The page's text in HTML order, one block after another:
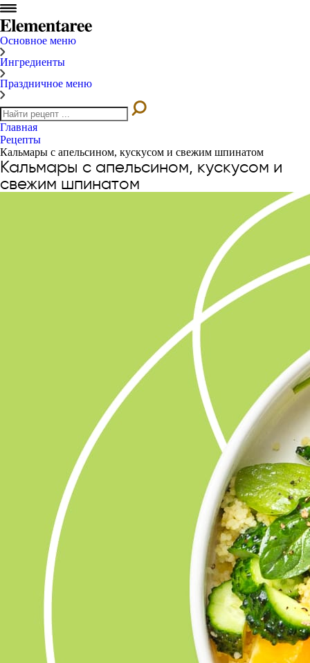
Основное меню
Ингредиенты
Праздничное меню
Главная
Рецепты
Кальмары с апельсином, кускусом и свежим шпинатом
Кальмары с апельсином, кускусом и
свежим шпинатом